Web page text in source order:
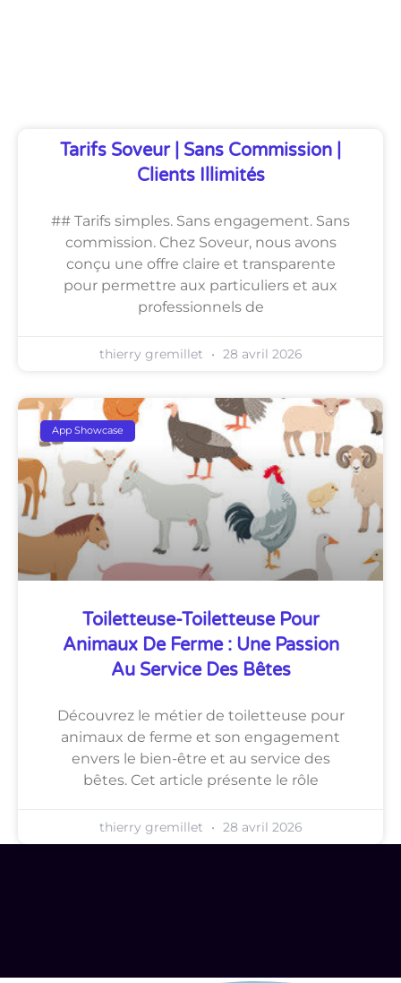
Tarifs Soveur | Sans Commission |
Clients Illimités
## Tarifs simples. Sans engagement. Sans
commission. Chez Soveur, nous avons
conçu une offre claire et transparente
pour permettre aux particuliers et aux
professionnels de
thierry gremillet 28 avril 2026
App Showcase
Toiletteuse-Toiletteuse Pour
Animaux De Ferme : Une Passion
Au Service Des Bêtes
Découvrez le métier de toiletteuse pour
animaux de ferme et son engagement
envers le bien-être et au service des
bêtes. Cet article présente le rôle
thierry gremillet 28 avril 2026